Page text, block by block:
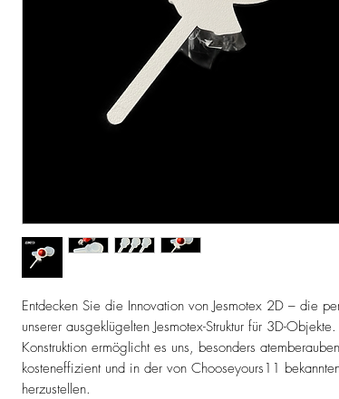
Entdecken Sie die Innovation von Jesmotex 2D – die
unserer ausgeklügelten Jesmotex-Struktur für 3D-
Konstruktion ermöglicht es uns, besonders
kosteneffizient und in der von Chooseyours11
herzustellen.